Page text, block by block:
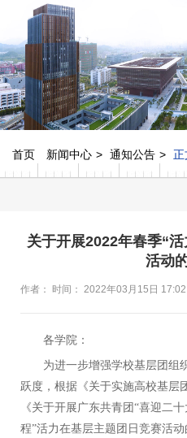
首页 新闻中心 通知公告 正
关于开展2022年春季“
活动
作者： 时间： 2022年03月15日
各学院：
为进一步增强学校基层团组
跃度，根据《关于实施高校基层
《关于开展广东共青团“喜迎二
程”活力在基层主题团日竞赛活